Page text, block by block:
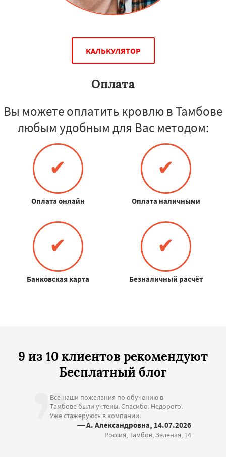
КАЛЬКУЛЯТОР
Оплата
Вы можете оплатить кровлю в Тамбове
любым удобным для Вас методом:
✔
Оплата онлайн
✔
Оплата наличными
✔
Банковская карта
✔
Безналичный расчёт
9 из 10 клиентов рекомендуют
Бесплатный блог
Все наши пожелания по обучению в
Тамбове были учтены. Спасибо. Недорого.
Уже стажеруюсь в компании.
— А. Александровна, 14.07.2026
Россия, Тамбов, Зеленая, 14